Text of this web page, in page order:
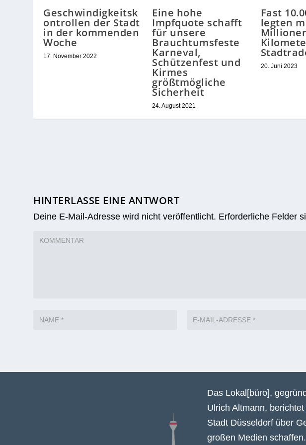
Geschwindigkeitsk
ontrollen der Stadt
in der kommenden
Woche
17. November 2022
Eine hohe
Impfquote schafft
für unsere
Brauchtumsfeste
Karneval,
Schützenfest und
Kirmes
größtmögliche
Sicherheit
24. August 2021
Fast
legten
20. Juni 2023
HINTERLASSE EINE ANTWORT
Deine E-Mail-Adresse wird nicht veröffentlicht. Erforderliche Felder
Das Lokal[büro],
Ulrich Altmann,
Stadt Düsseldorf über
großen Medien